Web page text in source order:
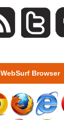
WebSurf Browser